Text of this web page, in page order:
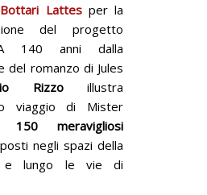
Lattesper la
del progetto
140 anni dalla
del romanzo di Jules
Rizzoillustra
viaggio di Mister
150 meravigliosi
negli spazi della
e lungo le vie di